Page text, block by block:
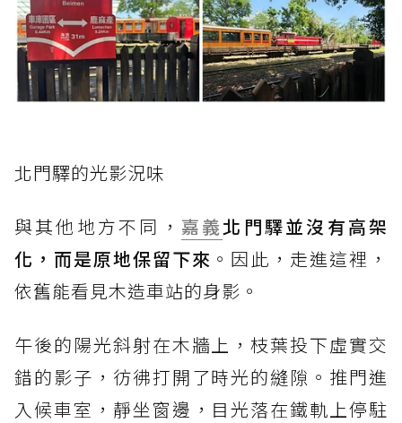
北門驛的光影況味
與其他地方不同， 嘉義北門驛並沒有高架
化，而是原地保留下來 。因此，走進這裡，
依舊能看見木造車站的身影。
午後的陽光斜射在木牆上，枝葉投下虛實交
錯的影子，彷彿打開了時光的縫隙。推門進
入候車室，靜坐窗邊，目光落在鐵軌上停駐